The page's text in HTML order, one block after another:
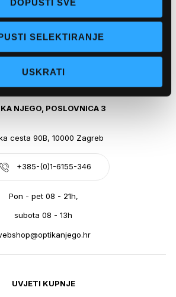
DOPUSTI SVE
SELEKTIRANJE
USKRATI
Pon - pet: 07 - 21h,
Sub: 07-21h
webshop@optikanjego.hr
NJEGO, POSLOVNICA 3
cesta 90B, 10000 Zagreb
+385-(0)1-6155-346
Pon - pet 08 - 21h,
subota 08 - 13h
UVJETI KUPNJE